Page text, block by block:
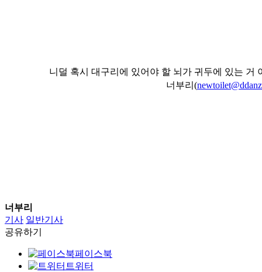
니덜 혹시 대구리에 있어야 할 뇌가 귀두에 있는 거
너부리(
너부리
기사 일반기사
공유하기
페이스북
트위터